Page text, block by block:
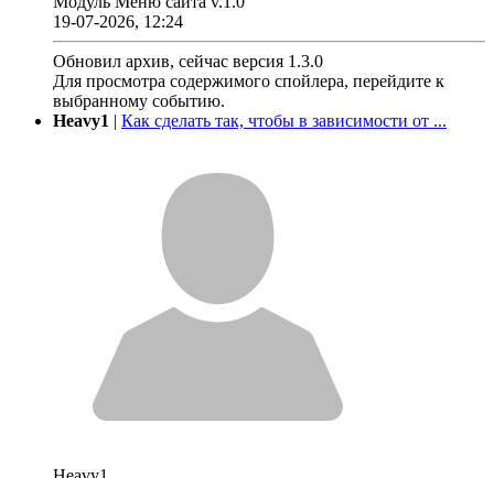
19-07-2026, 12:24
Обновил архив, сейчас версия 1.3.0
Для просмотра содержимого спойлера, перейдите к
выбранному событию.
Heavy1 | Как сделать так, чтобы в зависимости от ...